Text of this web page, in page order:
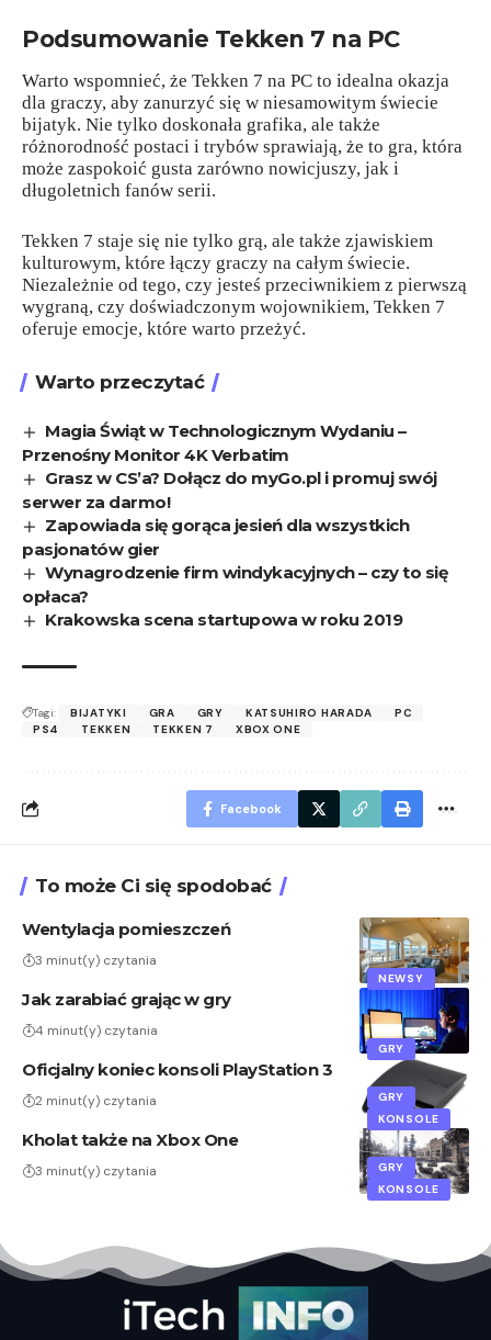
Podsumowanie Tekken 7 na PC
Warto wspomnieć, że Tekken 7 na PC to idealna okazja
dla graczy, aby zanurzyć się w niesamowitym świecie
bijatyk. Nie tylko doskonała grafika, ale także
różnorodność postaci i trybów sprawiają, że to gra, która
może zaspokoić gusta zarówno nowicjuszy, jak i
długoletnich fanów serii.
Tekken 7 staje się nie tylko grą, ale także zjawiskiem
kulturowym, które łączy graczy na całym świecie.
Niezależnie od tego, czy jesteś przeciwnikiem z pierwszą
wygraną, czy doświadczonym wojownikiem, Tekken 7
oferuje emocje, które warto przeżyć.
Warto przeczytać
Magia Świąt w Technologicznym Wydaniu –
Przenośny Monitor 4K Verbatim
Grasz w CS’a? Dołącz do myGo.pl i promuj swój
serwer za darmo!
Zapowiada się gorąca jesień dla wszystkich
pasjonatów gier
Wynagrodzenie firm windykacyjnych – czy to się
opłaca?
Krakowska scena startupowa w roku 2019
Tagi: BIJATYKI GRA GRY KATSUHIRO HARADA
PC
PS4
TEKKEN TEKKEN 7 XBOX ONE
Facebook
To może Ci się spodobać
NEWSY
Wentylacja pomieszczeń
3 minut(y) czytania
GRY
Jak zarabiać grając w gry
4 minut(y) czytania
GRY
KONSOLE
Oficjalny koniec konsoli PlayStation 3
2 minut(y) czytania
GRY
KONSOLE
Kholat także na Xbox One
3 minut(y) czytania